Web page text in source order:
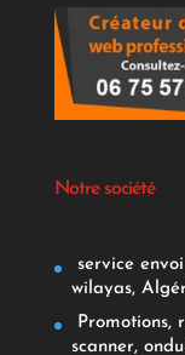
Notre société
service
wilayas,
Promotions,
scanner,